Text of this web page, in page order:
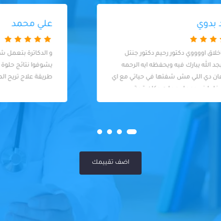
و الدكاترة بتعمل شغلها بضمير و بيحبوا
يشوفوا نتائج حلوة لشغلهم و يلاقوا أنسب
طريقة علاج تريح المريض
اضف تقييمك